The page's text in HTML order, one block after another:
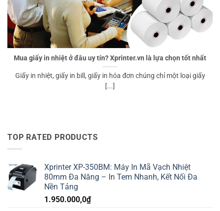
Mua giấy in nhiệt ở đâu uy tín? Xprinter.vn là lựa chọn tốt nhất
Giấy in nhiệt, giấy in bill, giấy in hóa đơn chúng chỉ một loại giấy
[...]
TOP RATED PRODUCTS
Xprinter XP-350BM: Máy In Mã Vạch Nhiệt
80mm Đa Năng – In Tem Nhanh, Kết Nối Đa
Nền Tảng
1.950.000,0₫